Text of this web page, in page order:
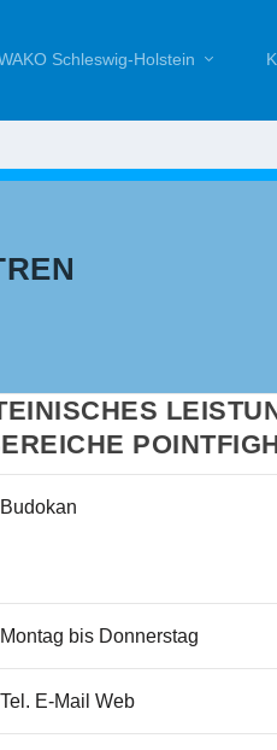
Schleswig-Holstein
Budokan
Montag bis Donnerstag
Tel. E-Mail Web